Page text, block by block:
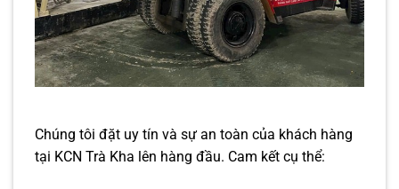
Chúng tôi đặt uy tín và sự an toàn của khách hàng
tại KCN Trà Kha lên hàng đầu. Cam kết cụ thể: